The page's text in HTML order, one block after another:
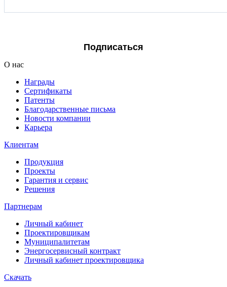
Подписаться
О нас
Награды
Сертификаты
Патенты
Благодарственные письма
Новости компании
Карьера
Клиентам
Продукция
Проекты
Гарантия и сервис
Решения
Партнерам
Личный кабинет
Проектировщикам
Муниципалитетам
Энергосервисный контракт
Личный кабинет проектировщика
Скачать